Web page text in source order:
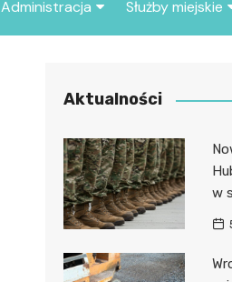
Administracja
Urząd miasta
Służby miejskie
Policja
Aktualności
w